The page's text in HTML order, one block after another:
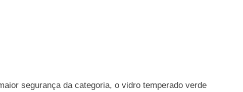
segurança da categoria, o vidro temperado verde